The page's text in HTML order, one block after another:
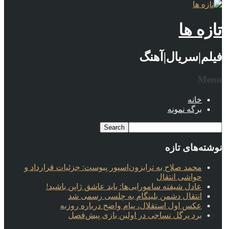
تازه ها
فیلم|سریال|آهنگ
Menu
خانه
برگه نمونه
نوشته‌های تازه
محمد صلاح به ترابزون‌اسپور پیوست: جزئیات قرارداد و
حواشی انتقال
عادل شیفته سامورایی‌ها: باید عاشق ژاپن باشید!
انتقال دشمن بلینگام به چلسی رسمی شد
عکس اول استقلال، پیام واضح درباره روزبه
برد پرگل نساجی در اولین بازی پیش‌فصل